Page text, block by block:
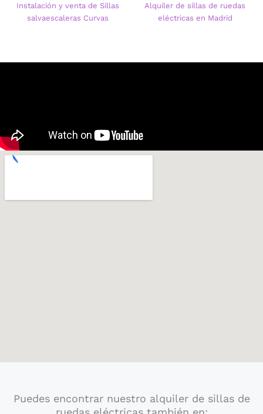
Instalación y venta de Sillas
salvaescaleras Curvas
Alquiler de sillas de ruedas
eléctricas en Madrid
Puedes encontrar nuestro alquiler de sillas de